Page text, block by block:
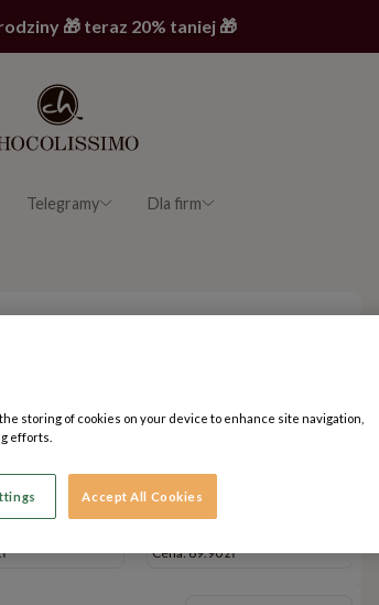
🎁 teraz 20% taniej 🎁
Telegramy Dla firm
2x8
Cena: 69.90 zł
storing of cookies on your device to enhance site navigation,
efforts.
Accept All Cookies